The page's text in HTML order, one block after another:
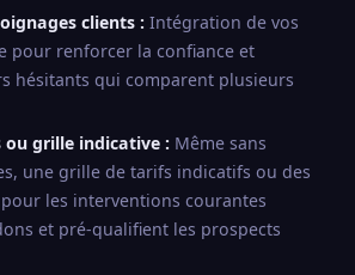
clients : Intégration de vos
pour renforcer la confiance et
hésitants qui comparent plusieurs
grille indicative : Même sans
une grille de tarifs indicatifs ou des
les interventions courantes
et pré-qualifient les prospects